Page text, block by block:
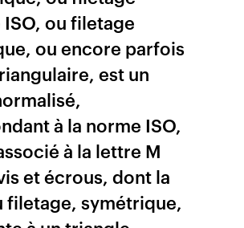
ou filetage
ou encore parfois
est un
à la norme ISO,
à la lettre M
et écrous, dont la
filetage, symétrique,